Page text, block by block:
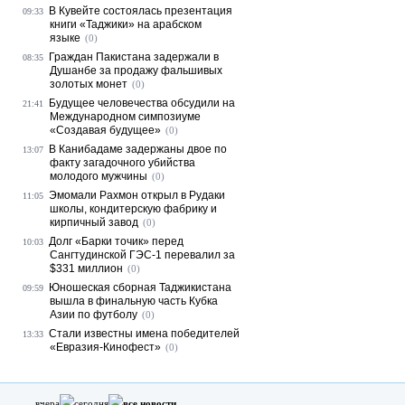
09:33
В Кувейте состоялась презентация
книги «Таджики» на арабском
языке (0)
08:35
Граждан Пакистана задержали в
Душанбе за продажу фальшивых
золотых монет (0)
21:41
Будущее человечества обсудили на
Международном симпозиуме
«Создавая будущее» (0)
13:07
В Канибадаме задержаны двое по
факту загадочного убийства
молодого мужчины (0)
11:05 Эмомали Рахмон открыл в Рудаки
школы, кондитерскую фабрику и
кирпичный завод (0)
10:03 Долг «Барки точик» перед
Сангтудинской ГЭС-1 перевалил за
$331 миллион (0)
09:59
Юношеская сборная Таджикистана
вышла в финальную часть Кубка
Азии по футболу (0)
13:33 Стали известны имена победителей
«Евразия-Кинофест» (0)